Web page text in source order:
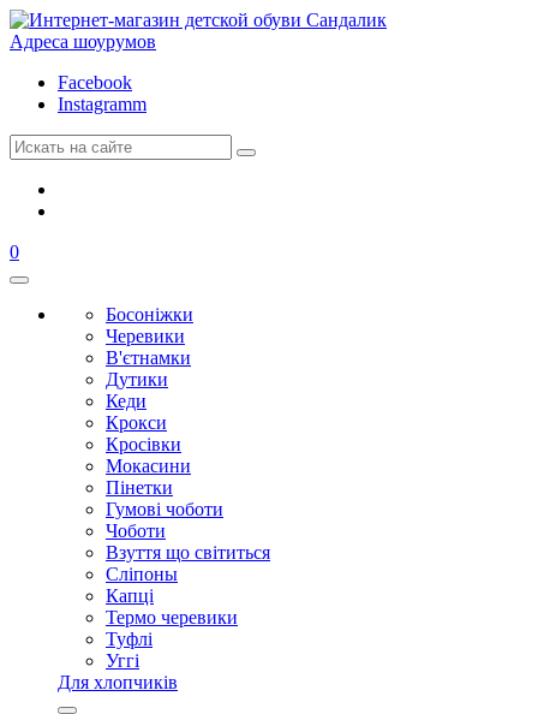
Адреса шоурумов
Facebook
Instagramm
0
Босоніжки
Черевики
В'єтнамки
Дутики
Кеди
Крокси
Кросівки
Мокасини
Пінетки
Гумові чоботи
Чоботи
Взуття що світиться
Сліпоны
Капці
Термо черевики
Туфлі
Уггі
Для хлопчиків